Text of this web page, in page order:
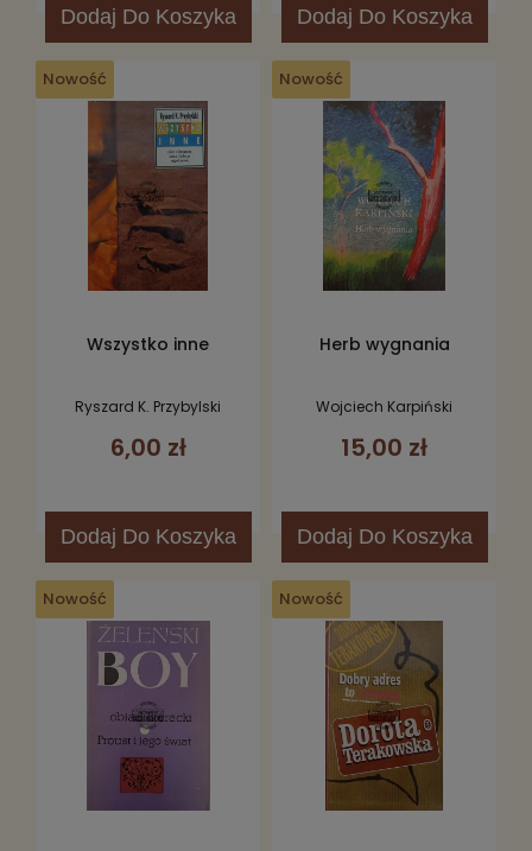
Dodaj Do Koszyka Dodaj Do Koszyka
Wszystko inne
Ryszard K. Przybylski
6,00 zł
Dodaj Do Koszyka
Nowość
Herb wygnania
Wojciech Karpiński
15,00 zł
Dodaj Do Koszyka
Nowość
Nowość Nowość